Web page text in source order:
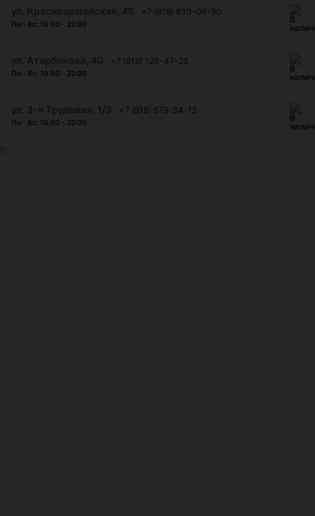
+7 (918) 930-06-90
Пн - Вс: 10:00 - 22:00
+7 (918) 120-47-25
Пн - Вс: 10:00 - 22:00
+7 (918) 679-34-12
Пн - Вс: 10:00 - 22:00